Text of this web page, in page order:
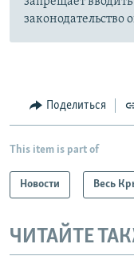
законодательство
Поделиться
This item is part of
Новости Весь
ЧИТАЙТЕ